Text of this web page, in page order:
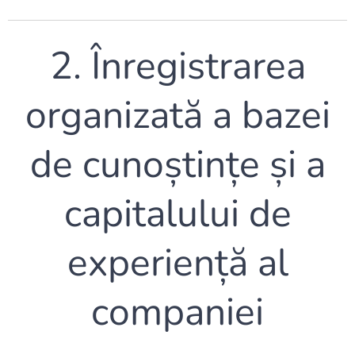
2. Înregistrarea
organizată a bazei
de cunoștințe și a
capitalului de
experiență al
companiei